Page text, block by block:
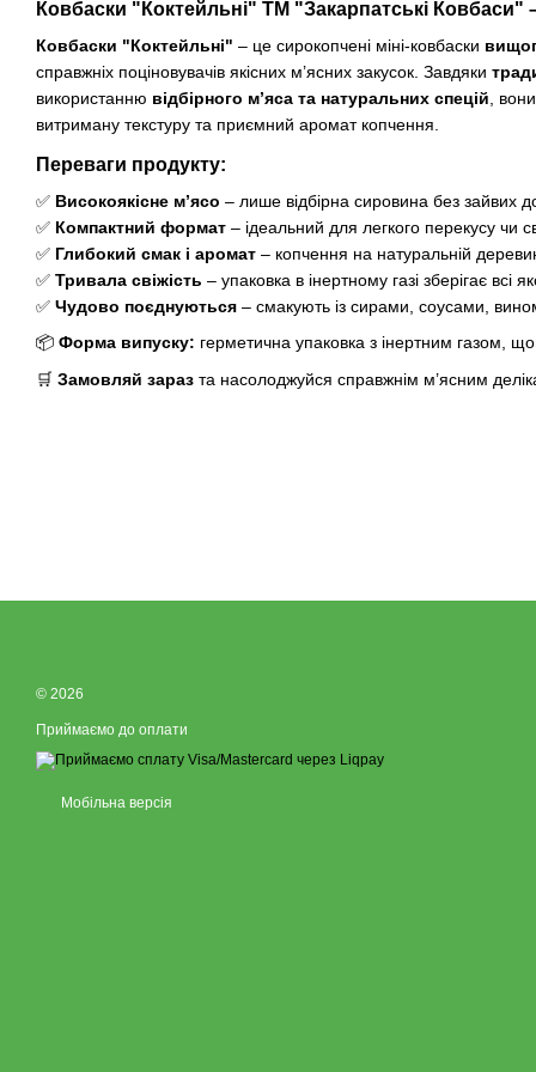
Ковбаски "Коктейльні" ТМ "Закарпатські Ковбаси"
Ковбаски "Коктейльні" – це сирокопчені міні-ковбаски
справжніх поціновувачів якісних м’ясних закусок. Завдяки
використанню відбірного м’яса та натуральних спецій ,
витриману текстуру та приємний аромат копчення.
Переваги продукту:
✅ Високоякісне м’ясо – лише відбірна сировина без зайвих
✅ Компактний формат – ідеальний для легкого перекусу чи
✅ Глибокий смак і аромат – копчення на натуральній
✅ Тривала свіжість – упаковка в інертному газі зберігає всі
✅ Чудово поєднуються – смакують із сирами, соусами,
📦 Форма випуску: герметична упаковка з інертним газом,
🛒 Замовляй зараз та насолоджуйся справжнім м’ясним
© 2026
Приймаємо до оплати
Мобільна версія